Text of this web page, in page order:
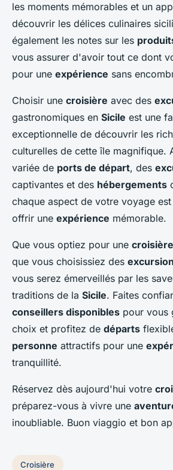
les moments mémorables et un
découvrir les délices culinaires
également les notes sur les
vous assurer d'avoir tout ce dont
pour une expérience sans
Choisir une croisière avec des
gastronomiques en Sicile est une
exceptionnelle de découvrir les
culturelles de cette île magnifique.
variée de ports de départ, des
captivantes et des hébergements
chaque aspect de votre voyage
offrir une expérience mémorable.
Que vous optiez pour une
que vous choisissiez des
vous serez émerveillés par les
traditions de la Sicile. Faites
conseillers disponibles pour vous
choix et profitez de départs
personne attractifs pour une
tranquillité.
Réservez dès aujourd'hui votre
préparez-vous à vivre une
inoubliable. Buon viaggio et bon
Croisière